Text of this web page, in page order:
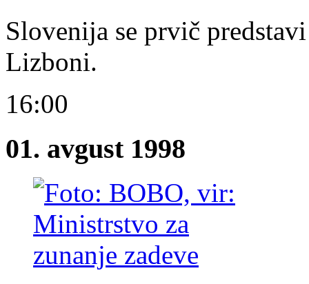
Slovenija se prvič
Lizboni.
16:00
01. avgust 1998